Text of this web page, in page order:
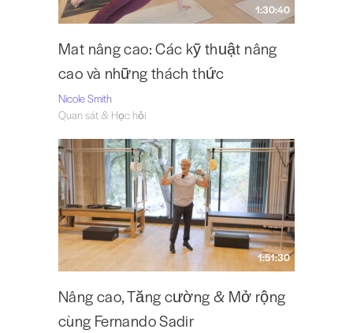
1:30:40
Mat nâng cao: Các kỹ thuật nâng
cao và những thách thức
Nicole Smith
Quan sát & Học hỏi
1:51:30
Nâng cao, Tăng cường & Mở rộng
cùng Fernando Sadir